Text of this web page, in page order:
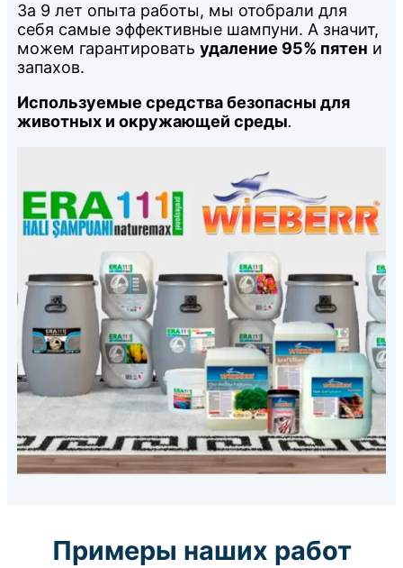
За 9 лет опыта работы, мы отобрали для
себя самые эффективные шампуни. А значит,
можем гарантировать удаление 95% пятен и
запахов.
Используемые средства безопасны для
животных и окружающей среды.
Примеры наших работ